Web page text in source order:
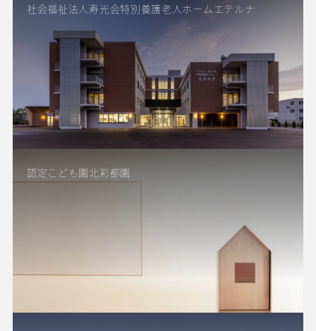
社会福祉法人寿光会特別養護老人ホームエテルナ
認定こども園北彩都園